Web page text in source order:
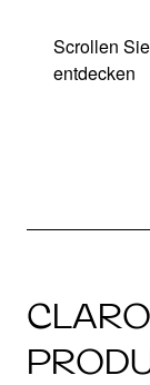
Scrollen
entdecken